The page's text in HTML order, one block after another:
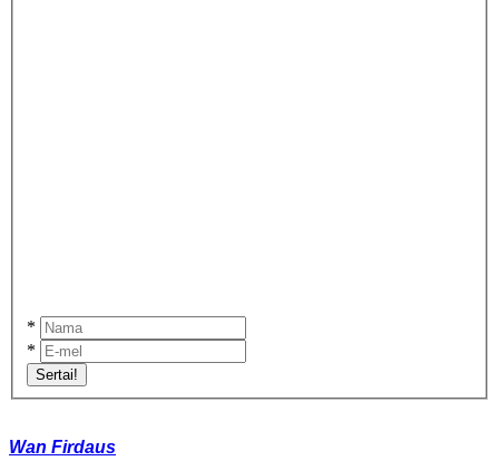
*
*
Sertai!
Wan Firdaus